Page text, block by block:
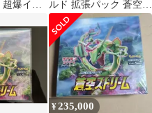
爆イン
トリー
ルド 拡張パック 蒼空ス
トリーム
¥235,000